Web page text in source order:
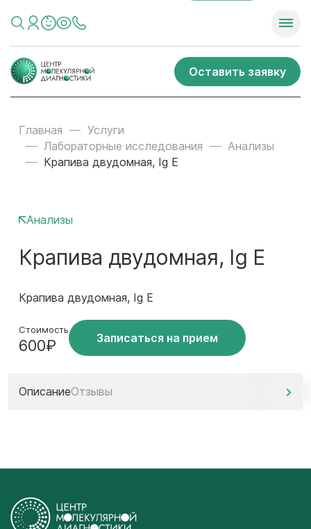
Оставить заявку
Главная
Услуги
Лабораторные исследования
Анализы
Крапива двудомная, Ig E
Анализы
Крапива двудомная, Ig E
Крапива двудомная, Ig E
Стоимость
600₽ Записаться на прием
ОписаниеОтзывы